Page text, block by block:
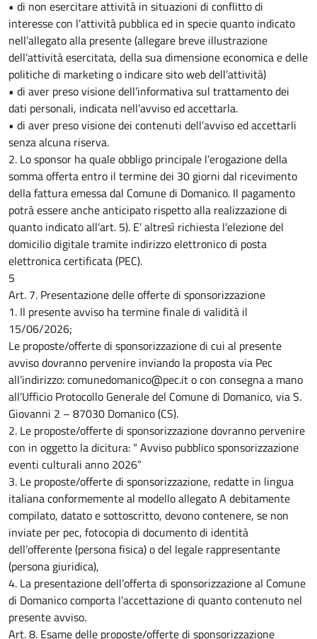
• di non esercitare attività in situazioni di conflitto di
interesse con l’attività pubblica ed in specie quanto indicato
nell’allegato alla presente (allegare breve illustrazione
dell’attività esercitata, della sua dimensione economica e delle
politiche di marketing o indicare sito web dell’attività)
• di aver preso visione dell’informativa sul trattamento dei
dati personali, indicata nell’avviso ed accettarla.
• di aver preso visione dei contenuti dell’avviso ed accettarli
senza alcuna riserva.
2. Lo sponsor ha quale obbligo principale l’erogazione della
somma offerta entro il termine dei 30 giorni dal ricevimento
della fattura emessa dal Comune di Domanico. Il pagamento
potrà essere anche anticipato rispetto alla realizzazione di
quanto indicato all’art. 5). E’ altresì richiesta l’elezione del
domicilio digitale tramite indirizzo elettronico di posta
elettronica certificata (PEC).
5
Art. 7. Presentazione delle offerte di sponsorizzazione
1. Il presente avviso ha termine finale di validità il
15/06/2026;
Le proposte/offerte di sponsorizzazione di cui al presente
avviso dovranno pervenire inviando la proposta via Pec
all’indirizzo: comunedomanico@pec.it o con consegna a mano
all’Ufficio Protocollo Generale del Comune di Domanico, via S.
Giovanni 2 – 87030 Domanico (CS).
2. Le proposte/offerte di sponsorizzazione dovranno pervenire
con in oggetto la dicitura: “ Avviso pubblico sponsorizzazione
eventi culturali anno 2026”
3. Le proposte/offerte di sponsorizzazione, redatte in lingua
italiana conformemente al modello allegato A debitamente
compilato, datato e sottoscritto, devono contenere, se non
inviate per pec, fotocopia di documento di identità
dell’offerente (persona fisica) o del legale rappresentante
(persona giuridica),
4. La presentazione dell’offerta di sponsorizzazione al Comune
di Domanico comporta l’accettazione di quanto contenuto nel
presente avviso.
Art. 8. Esame delle proposte/offerte di sponsorizzazione